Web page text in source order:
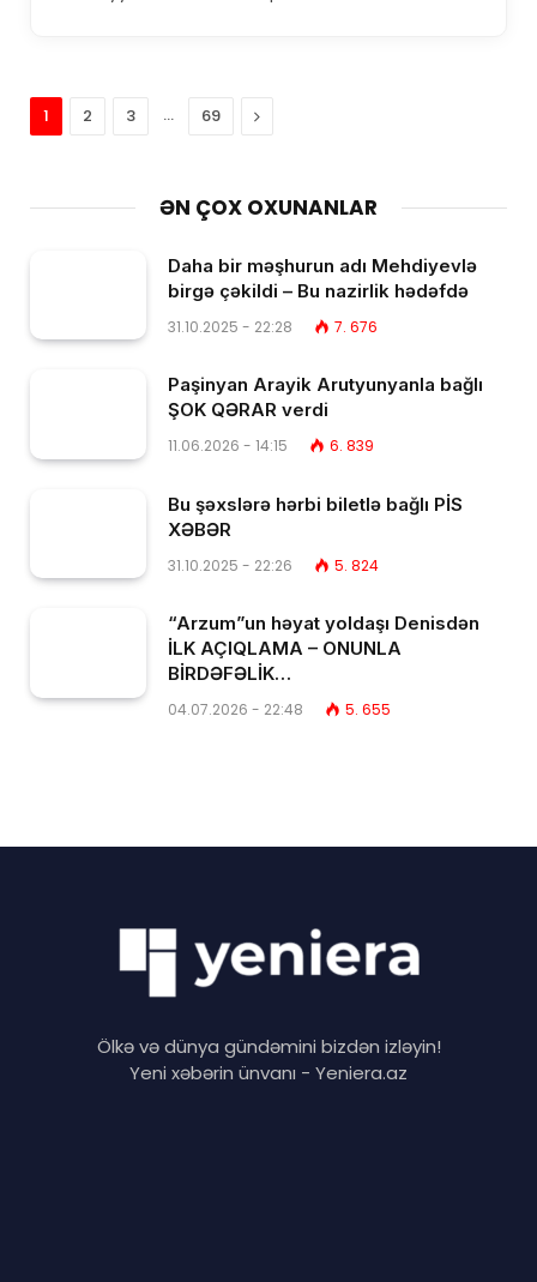
1 2 3 … 69 Next
ƏN ÇOX OXUNANLAR
Daha bir məşhurun adı Mehdiyevlə
birgə çəkildi – Bu nazirlik hədəfdə
31.10.2025 - 22:28 7. 676
Paşinyan Arayik Arutyunyanla bağlı
ŞOK QƏRAR verdi
11.06.2026 - 14:15 6. 839
Bu şəxslərə hərbi biletlə bağlı PİS
XƏBƏR
31.10.2025 - 22:26 5. 824
“Arzum”un həyat yoldaşı Denisdən
İLK AÇIQLAMA – ONUNLA
BİRDƏFƏLİK…
04.07.2026 - 22:48 5. 655
Ölkə və dünya gündəmini bizdən izləyin!
Yeni xəbərin ünvanı - Yeniera.az